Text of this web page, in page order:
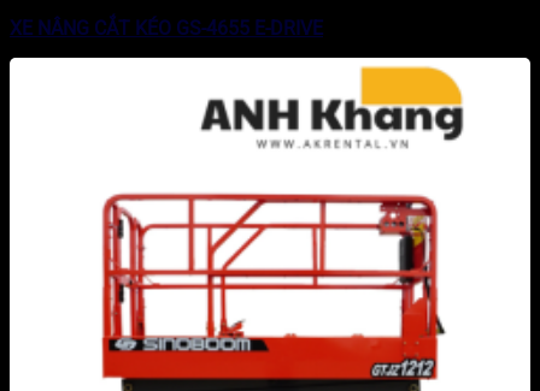
XE NÂNG CẮT KÉO GS-4655 E-DRIVE